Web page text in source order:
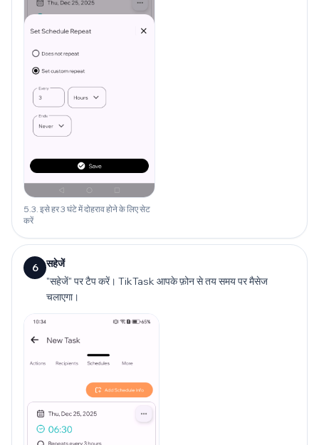
5.3. इसे हर 3 घंटे में दोहराव होने के लिए सेट
करें
6
सहेजें
"सहेजें" पर टैप करें। TikTask आपके फ़ोन से तय समय पर मैसेज
चलाएगा।